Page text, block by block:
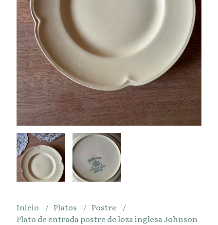
Inicio Platos
Postre
Plato de entrada postre de loza inglesa Johnson